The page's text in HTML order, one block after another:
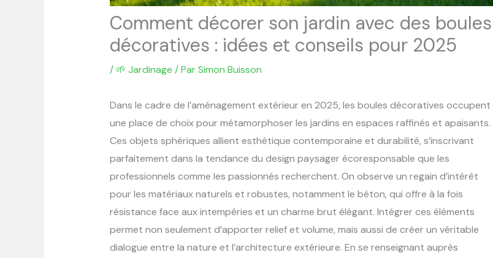
Comment décorer son jardin avec des boules
décoratives : idées et conseils pour 2025
/ 🌱 Jardinage / ParSimon Buisson
Dans le cadre de l’aménagement extérieur en 2025, les boules décoratives occupent
une place de choix pour métamorphoser les jardins en espaces raffinés et apaisants.
Ces objets sphériques allient esthétique contemporaine et durabilité, s’inscrivant
parfaitement dans la tendance du design paysager écoresponsable que les
professionnels comme les passionnés recherchent. On observe un regain d’intérêt
pour les matériaux naturels et robustes, notamment le béton, qui offre à la fois
résistance face aux intempéries et un charme brut élégant. Intégrer ces éléments
permet non seulement d’apporter relief et volume, mais aussi de créer un véritable
dialogue entre la nature et l’architecture extérieure. En se renseignant auprès